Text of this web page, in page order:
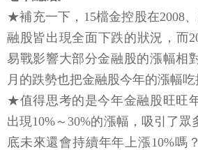
★補充一下，15檔金控股在2008、
融股皆出現全面下跌的狀況，而
易戰影響大部分金融股的漲幅相
月的跌勢也把金融股今年的漲幅吃
★值得思考的是今年金融股旺旺
出現10%～30%的漲幅，吸引了眾
底未來還會持續年年上漲10%嗎